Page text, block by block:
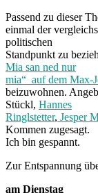
Passend zu dieser
einmal der
politischen
Standpunkt zu
Mia san ned nur
mia“ auf dem Max-
beizuwohnen.
Stückl, Hannes
Ringlstetter, Jesper
Kommen zugesagt.
Ich bin gespannt.
Zur Entspannung
am Dienstag